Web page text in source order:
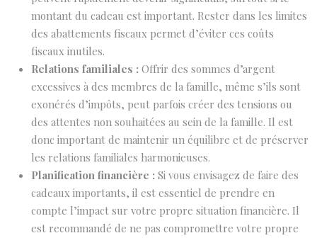
montant du cadeau est important. Rester dans les limites
des abattements fiscaux permet d’éviter ces coûts
fiscaux inutiles.
Relations familiales : Offrir des sommes d’argent
excessives à des membres de la famille, même s’ils sont
exonérés d’impôts, peut parfois créer des tensions ou
des attentes non souhaitées au sein de la famille. Il est
donc important de maintenir un équilibre et de préserver
les relations familiales harmonieuses.
Planification financière : Si vous envisagez de faire des
cadeaux importants, il est essentiel de prendre en
compte l’impact sur votre propre situation financière. Il
est recommandé de ne pas compromettre votre propre